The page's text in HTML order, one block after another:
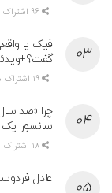
فیک یا
چرا «صد
سانسور یک
عادل